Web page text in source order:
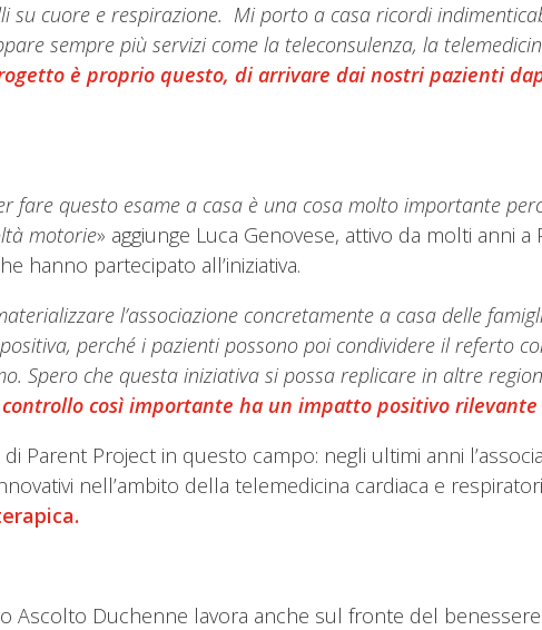
su cuore e respirazione. Mi porto a casa ricordi
sempre più servizi come la teleconsulenza, la
è proprio questo, di arrivare dai nostri pazienti
fare questo esame a casa è una cosa molto importante
motorie» aggiunge Luca Genovese, attivo da molti anni
hanno partecipato all’iniziativa.
l’associazione concretamente a casa delle
perché i pazienti possono poi condividere il referto
Spero che questa iniziativa si possa replicare in altre
così importante ha un impatto positivo
Parent Project in questo campo: negli ultimi anni
nell’ambito della telemedicina cardiaca e
Ascolto Duchenne lavora anche sul fronte del